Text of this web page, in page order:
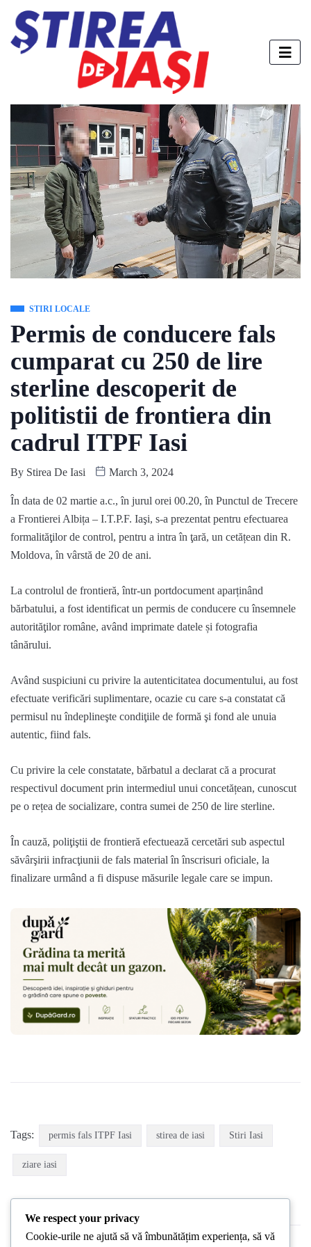
STIRI LOCALE
Permis de conducere fals
cumparat cu 250 de lire
sterline descoperit de
politistii de frontiera din
cadrul ITPF Iasi
By Stirea De Iasi March 3, 2024
În data de 02 martie a.c., în jurul orei 00.20, în Punctul de Trecere
a Frontierei Albița – I.T.P.F. Iaşi, s-a prezentat pentru efectuarea
formalităţilor de control, pentru a intra în ţară, un cetățean din R.
Moldova, în vârstă de 20 de ani.
La controlul de frontieră,într-un portdocument aparținând
bărbatului, a fost identificat un permis de conducere cu însemnele
autorităţilorromâne, având imprimate datele și fotografia
tânărului.
Având suspiciuni cu privire la autenticitatea documentului, au fost
efectuate verificări suplimentare, ocazie cu care s-a constatat că
permisul nu îndeplineşte condiţiile de formă şi fond ale unuia
autentic, fiind fals.
Cu privire la cele constatate, bărbatul a declarat că a procurat
respectivul document prin intermediul unui concetățean, cunoscut
pe o rețea de socializare, contra sumei de 250 de lire sterline.
În cauză, poliţiştii de frontieră efectuează cercetări sub aspectul
săvârşirii infracţiunii de fals material în înscrisuri oficiale, la
finalizare urmând a fi dispuse măsurile legale care se impun.
Tags: permis fals ITPF Iasi stirea de iasi Stiri Iasi
ziare iasi
We respect your privacy
Cookie-urile ne ajută să vă îmbunătățim experiența, să vă